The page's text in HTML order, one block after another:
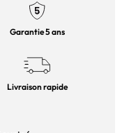
Garantie 5 ans
Livraison rapide